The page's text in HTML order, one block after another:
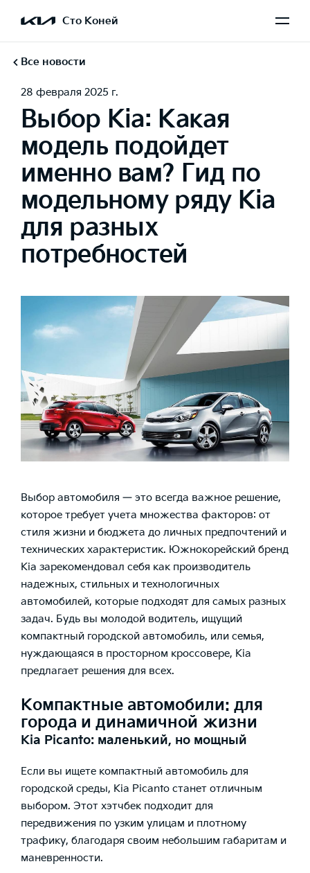
Сто Коней
Все новости
28 февраля 2025 г.
Выбор Kia: Какая
модель подойдет
именно вам? Гид по
модельному ряду Kia
для разных
потребностей
Выбор автомобиля — это всегда важное решение,
которое требует учета множества факторов: от
стиля жизни и бюджета до личных предпочтений и
технических характеристик. Южнокорейский бренд
Kia зарекомендовал себя как производитель
надежных, стильных и технологичных
автомобилей, которые подходят для самых разных
задач. Будь вы молодой водитель, ищущий
компактный городской автомобиль, или семья,
нуждающаяся в просторном кроссовере, Kia
предлагает решения для всех.
Компактные автомобили: для
города и динамичной жизни
Kia Picanto: маленький, но мощный
Если вы ищете компактный автомобиль для
городской среды, Kia Picanto станет отличным
выбором. Этот хэтчбек подходит для
передвижения по узким улицам и плотному
трафику, благодаря своим небольшим габаритам и
маневренности.